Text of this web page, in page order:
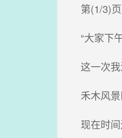
第(1/3)页
“大家下
这一次我
禾木风景
现在时间